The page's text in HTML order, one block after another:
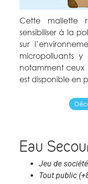
Cette mallette
sensibiliser à la
sur
micropolluants y
notamment ceux
est disponible en
Eau
Jeu de
Tout public